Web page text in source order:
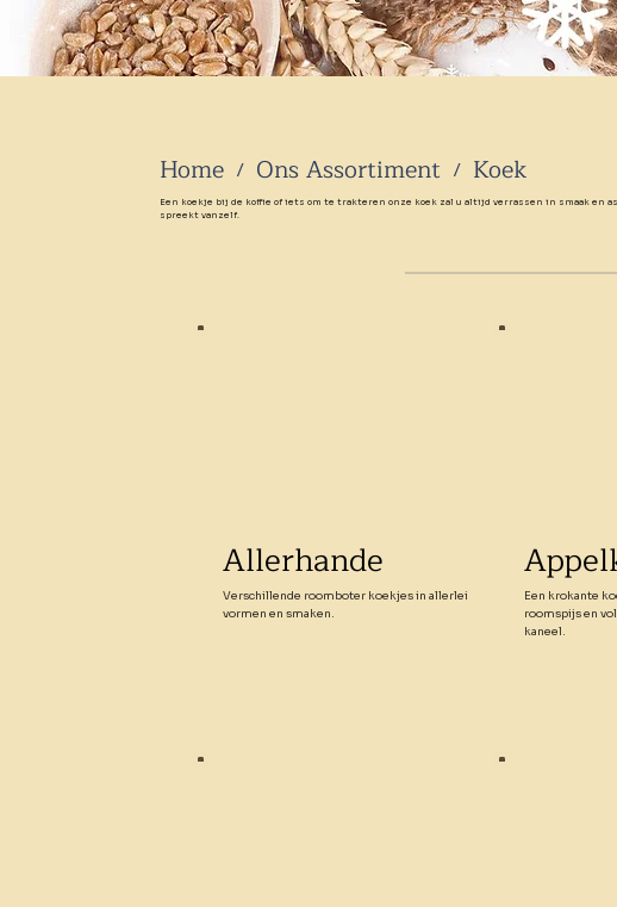
Home / Ons Assortiment / Koek
Een koekje bij de koffie of iets om te trakteren onze koek zal u altijd verrassen in smaak en
spreekt vanzelf.
Allerhande
Verschillende roomboter koekjes in allerlei
vormen en smaken.
Een krokante
roomspijs en
kaneel.